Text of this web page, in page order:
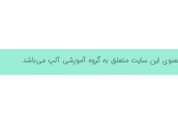
این سایت متعلق به گروه آموزشی آلپ می‌باشد.